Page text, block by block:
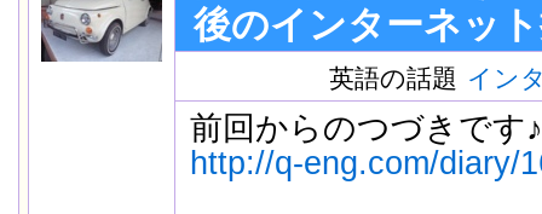
後のインターネッ
英語の話題 イン
前回からのつづきです♪
http://q-eng.com/diary/